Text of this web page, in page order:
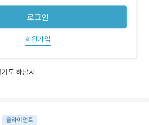
로그인
회원가입
기도 하남시
클라이언트